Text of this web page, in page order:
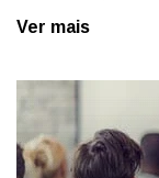
Ver mais